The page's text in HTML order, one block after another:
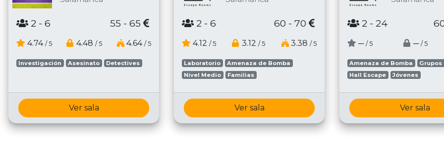
2 - 6 55 - 65
4.74 / 5 4.48 / 5 4.64 / 5
Investigación Asesinato Detectives
Ver sala
2 - 6 60 - 70
4.12 / 5 3.12 / 5 3.38 / 5
Laboratorio
Amenaza de Bomba
Nivel Medio
Familias
Ver sala
2 - 24
─ / 5 ─ / 5
Amenaza de Bomba
Hall Escape
Jóvenes
Ver sala